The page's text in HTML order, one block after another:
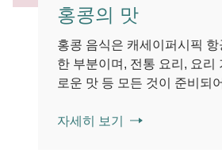
홍콩의 맛
홍콩 음식은 캐세이퍼시픽
한 부분이며, 전통 요리, 요리
로운 맛 등 모든 것이 준비되
자세히 보기